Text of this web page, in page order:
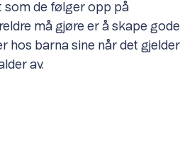
som de følger opp på
må gjøre er å skape gode
hos barna sine når det gjelder
av.